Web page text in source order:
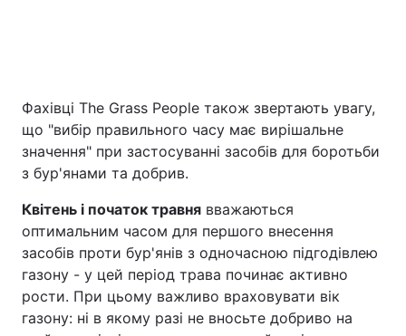
Фахівці The Grass People також звертають увагу,
що "вибір правильного часу має вирішальне
значення" при застосуванні засобів для боротьби
з бур'янами та добрив.
Квітень і початок травня вважаються
оптимальним часом для першого внесення
засобів проти бур'янів з одночасною підгодівлею
газону - у цей період трава починає активно
рости. При цьому важливо враховувати вік
газону: ні в якому разі не вносьте добриво на